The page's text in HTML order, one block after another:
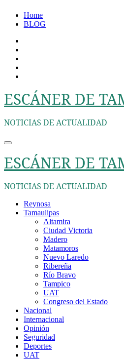
Home
BLOG
ESCÁNER DE
NOTICIAS DE ACTUALIDAD
ESCÁNER DE
NOTICIAS DE ACTUALIDAD
Reynosa
Tamaulipas
Altamira
Ciudad Victoria
Madero
Matamoros
Nuevo Laredo
Ribereña
Río Bravo
Tampico
UAT
Congreso del Estado
Nacional
Internacional
Opinión
Seguridad
Deportes
UAT